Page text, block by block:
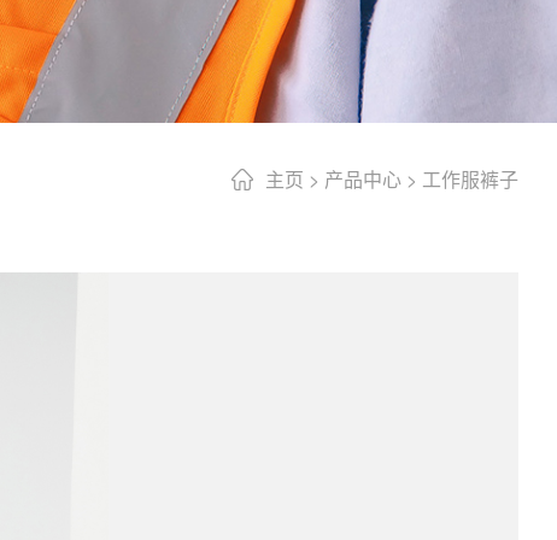
主页 > 产品中心 > 工作服裤子